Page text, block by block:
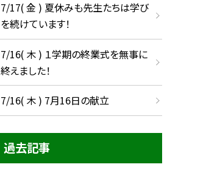
7/17( 金 ) 夏休みも先生たちは学び
を続けています！
7/16( 木 ) １学期の終業式を無事に
終えました！
7/16( 木 ) 7月16日の献立
過去記事